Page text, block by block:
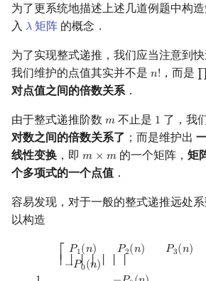
为了更系统地描述上述几道例题中构
入 𝜆
λ 矩阵 的概念．
为了实现整式递推，我们应当注意到
我们维护的点值其实并不是 𝑛!
n! ，而是 ∏i
对点值之间的倍数关系 ．
由于整式递推阶数 𝑚
m 不止是 1
1 了，我
对数之间的倍数关系了 ；而是维护出
线性变换 ，即 𝑚 × 𝑚
m ×m 的一个矩阵， 矩
个多项式的一个点值 ．
容易发现，对于一般的整式递推远处
以构造
⎡⎢ ⎢ ⎢ ⎢ ⎢ ⎢ ⎢
𝑃1(𝑛) 𝑃2(𝑛) 𝑃3(𝑛)
−𝑃0(𝑛)
n)P2(n n)⋯P (n)Pm